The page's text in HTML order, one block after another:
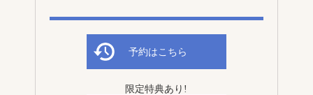
予約はこちら
限定特典あり!